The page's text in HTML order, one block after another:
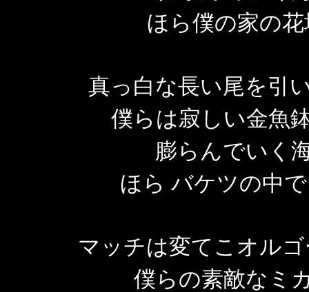
ほら僕の家の
真っ白な長い尾を引
僕らは寂しい金魚
膨らんでいく
ほら バケツの中
マッチは変てこオル
僕らの素敵なミ